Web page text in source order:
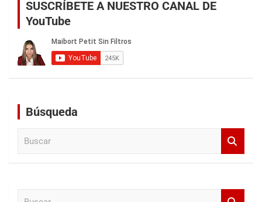
SUSCRÍBETE A NUESTRO CANAL DE
YouTube
Búsqueda